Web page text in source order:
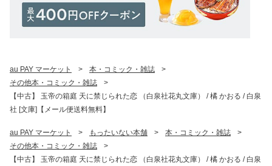
au PAY マーケット > 本・コミック・雑誌
>
その他本・コミック・雑誌
>
【中古】 玉帝の箱庭 天に禁じられた恋 （白泉社花丸文庫） / 橘 かおる / 白泉
社 [文庫]【メール便送料無料】
au PAY マーケット > もったいない本舗 > 本・コミック・雑誌
>
その他本・コミック・雑誌
>
【中古】 玉帝の箱庭 天に禁じられた恋 （白泉社花丸文庫） / 橘 かおる / 白泉